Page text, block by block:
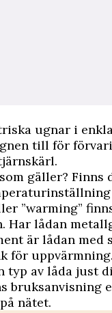
ugnar i
till för
gäller? Finns
”warming”
Har lådan
är lådan med
för
typ av låda just
bruksanvisning
nätet.